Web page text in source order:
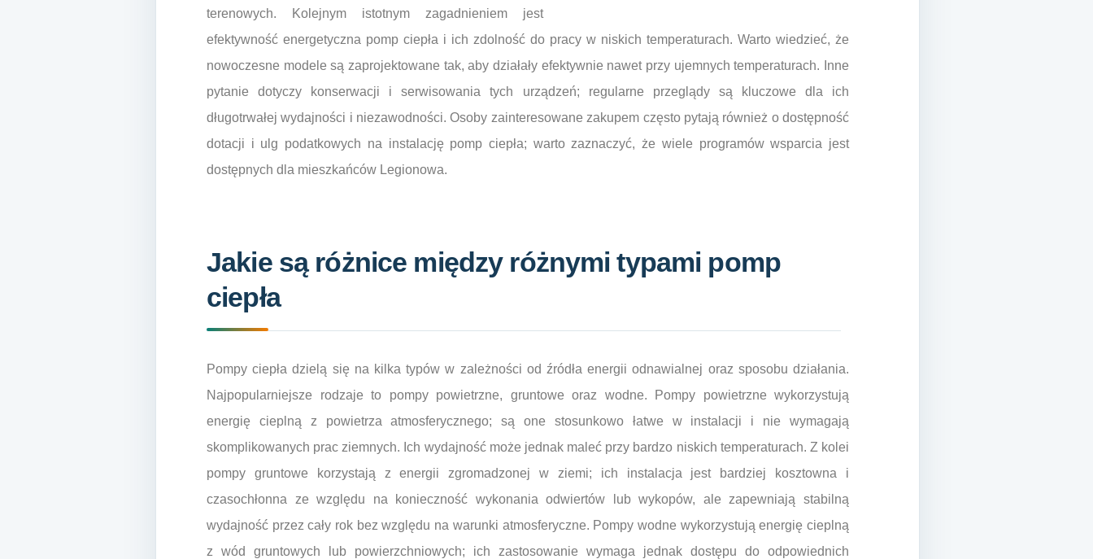
terenowych. Kolejnym istotnym zagadnieniem jest
efektywność energetyczna pomp ciepła i ich zdolność do pracy w niskich temperaturach. Warto wiedzieć, że
nowoczesne modele są zaprojektowane tak, aby działały efektywnie nawet przy ujemnych temperaturach. Inne
pytanie dotyczy konserwacji i serwisowania tych urządzeń; regularne przeglądy są kluczowe dla ich
długotrwałej wydajności i niezawodności. Osoby zainteresowane zakupem często pytają również o dostępność
dotacji i ulg podatkowych na instalację pomp ciepła; warto zaznaczyć, że wiele programów wsparcia jest
dostępnych dla mieszkańców Legionowa.
Jakie są różnice między różnymi typami pomp
ciepła
Pompy ciepła dzielą się na kilka typów w zależności od źródła energii odnawialnej oraz sposobu działania.
Najpopularniejsze rodzaje to pompy powietrzne, gruntowe oraz wodne. Pompy powietrzne wykorzystują
energię cieplną z powietrza atmosferycznego; są one stosunkowo łatwe w instalacji i nie wymagają
skomplikowanych prac ziemnych. Ich wydajność może jednak maleć przy bardzo niskich temperaturach. Z kolei
pompy gruntowe korzystają z energii zgromadzonej w ziemi; ich instalacja jest bardziej kosztowna i
czasochłonna ze względu na konieczność wykonania odwiertów lub wykopów, ale zapewniają stabilną
wydajność przez cały rok bez względu na warunki atmosferyczne. Pompy wodne wykorzystują energię cieplną
z wód gruntowych lub powierzchniowych; ich zastosowanie wymaga jednak dostępu do odpowiednich